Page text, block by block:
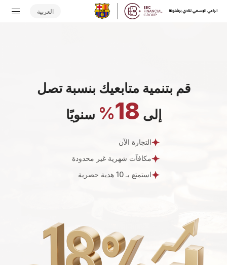
العربية
قم بتنمية متابعيك بنسبة تصل
إلى 18
% سنويًا
التجارة الآن
مكافآت شهرية غير محدودة
استمتع بـ 10 هدية حصرية